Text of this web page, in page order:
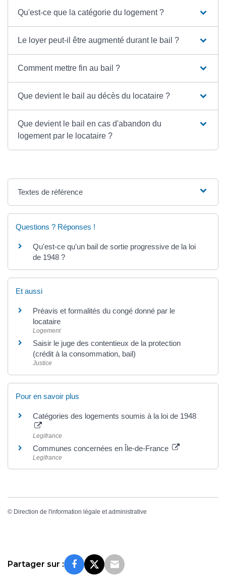
Qu'est-ce que la catégorie du logement ?
Le loyer peut-il être augmenté durant le bail ?
Comment mettre fin au bail ?
Que devient le bail au décès du locataire ?
Que devient le bail en cas d'abandon du
logement par le locataire ?
Textes de référence
Questions ? Réponses !
Qu'est-ce qu'un bail de sortie progressive de la loi
de 1948 ?
Et aussi
Préavis et formalités du congé donné par le
locataire
Logement
Saisir le juge des contentieux de la protection
(crédit à la consommation, bail)
Justice
Pour en savoir plus
Catégories des logements soumis à la loi de 1948
Legifrance
Communes concernées en Île-de-France
Legifrance
© Direction de l'information légale et administrative
Partager sur :